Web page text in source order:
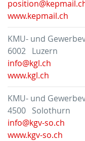
www.kepmail.ch
KMU- und
6002 Luzern
info@kgl.ch
www.kgl.ch
KMU- und
4500 Solothurn
info@kgv-so.ch
www.kgv-so.ch